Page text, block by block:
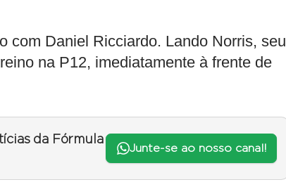
com Daniel Ricciardo. Lando Norris, seu
na P12, imediatamente à frente de
da Fórmula
Junte-se ao nosso canal!